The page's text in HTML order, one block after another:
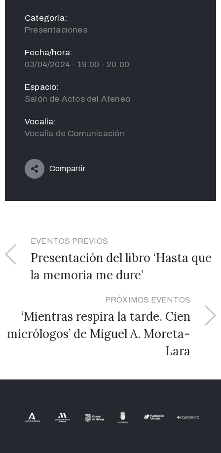
Categoría:
Presentaciones
Fecha/hora:
03/04/2024 - 19:00 - 20:00
Espacio:
Salón de Actos del Ateneo
Vocalía:
Vocalía de Comunicación
Compartir
EVENTOS PREVIOS
Presentación del libro ‘Hasta que
la memoria me dure’
PRÓXIMOS EVENTOS
‘Mientras respira la tarde. Cien
micrólogos’ de Miguel A. Moreta-
Lara